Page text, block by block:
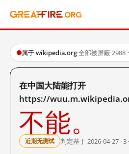
属于 wikipedia.org·全部被屏蔽·2988
在中国大陆能打开
https://
不能。
近期无测试 判定基于 2026-04-27 ·